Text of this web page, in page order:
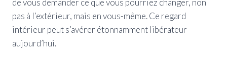
de vous demander ce que vous pourriez changer, non
pas à l’extérieur, mais en vous-même. Ce regard
intérieur peut s’avérer étonnamment libérateur
aujourd’hui.